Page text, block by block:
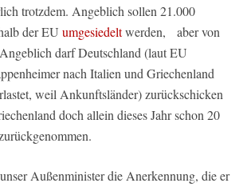
trotzdem. Angeblich sollen 21.000
der EU umgesiedeltwerden, aber von
darf Deutschland (laut EU
nach Italien und Griechenland
weil Ankunftsländer) zurückschicken
doch allein dieses Jahr schon 20
Außenminister die Anerkennung, die er